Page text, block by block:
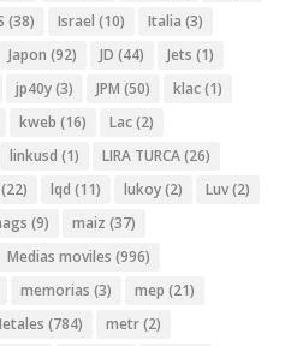
(38) Israel (10) Italia (3)
Japon (92) JD (44) Jets (1)
jp40y(3) JPM (50) klac(1)
kweb (16) Lac(2)
linkusd (1) LIRA TURCA(26)
(22) lqd (11) lukoy(2) Luv(2)
(9) maiz (37)
Medias moviles (996)
memorias (3) mep (21)
(784) metr(2)